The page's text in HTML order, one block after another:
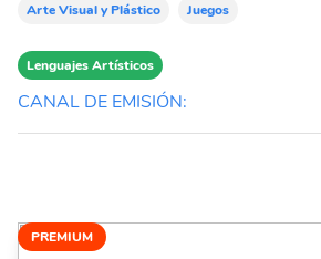
Arte Visual y Plástico Juegos
Lenguajes Artísticos
CANAL DE EMISIÓN:
PREMIUM